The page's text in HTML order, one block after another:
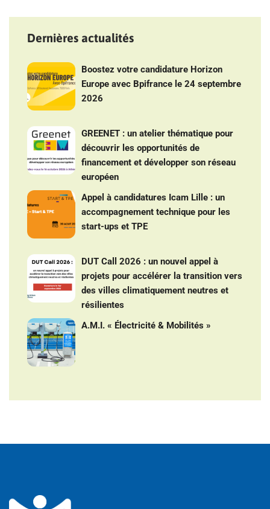
Dernières actualités
Boostez votre candidature Horizon
Europe avec Bpifrance le 24 septembre
2026
GREENET : un atelier thématique pour
découvrir les opportunités de
financement et développer son réseau
européen
Appel à candidatures Icam Lille : un
accompagnement technique pour les
start-ups et TPE
DUT Call 2026 : un nouvel appel à
projets pour accélérer la transition vers
des villes climatiquement neutres et
résilientes
A.M.I. « Électricité & Mobilités »